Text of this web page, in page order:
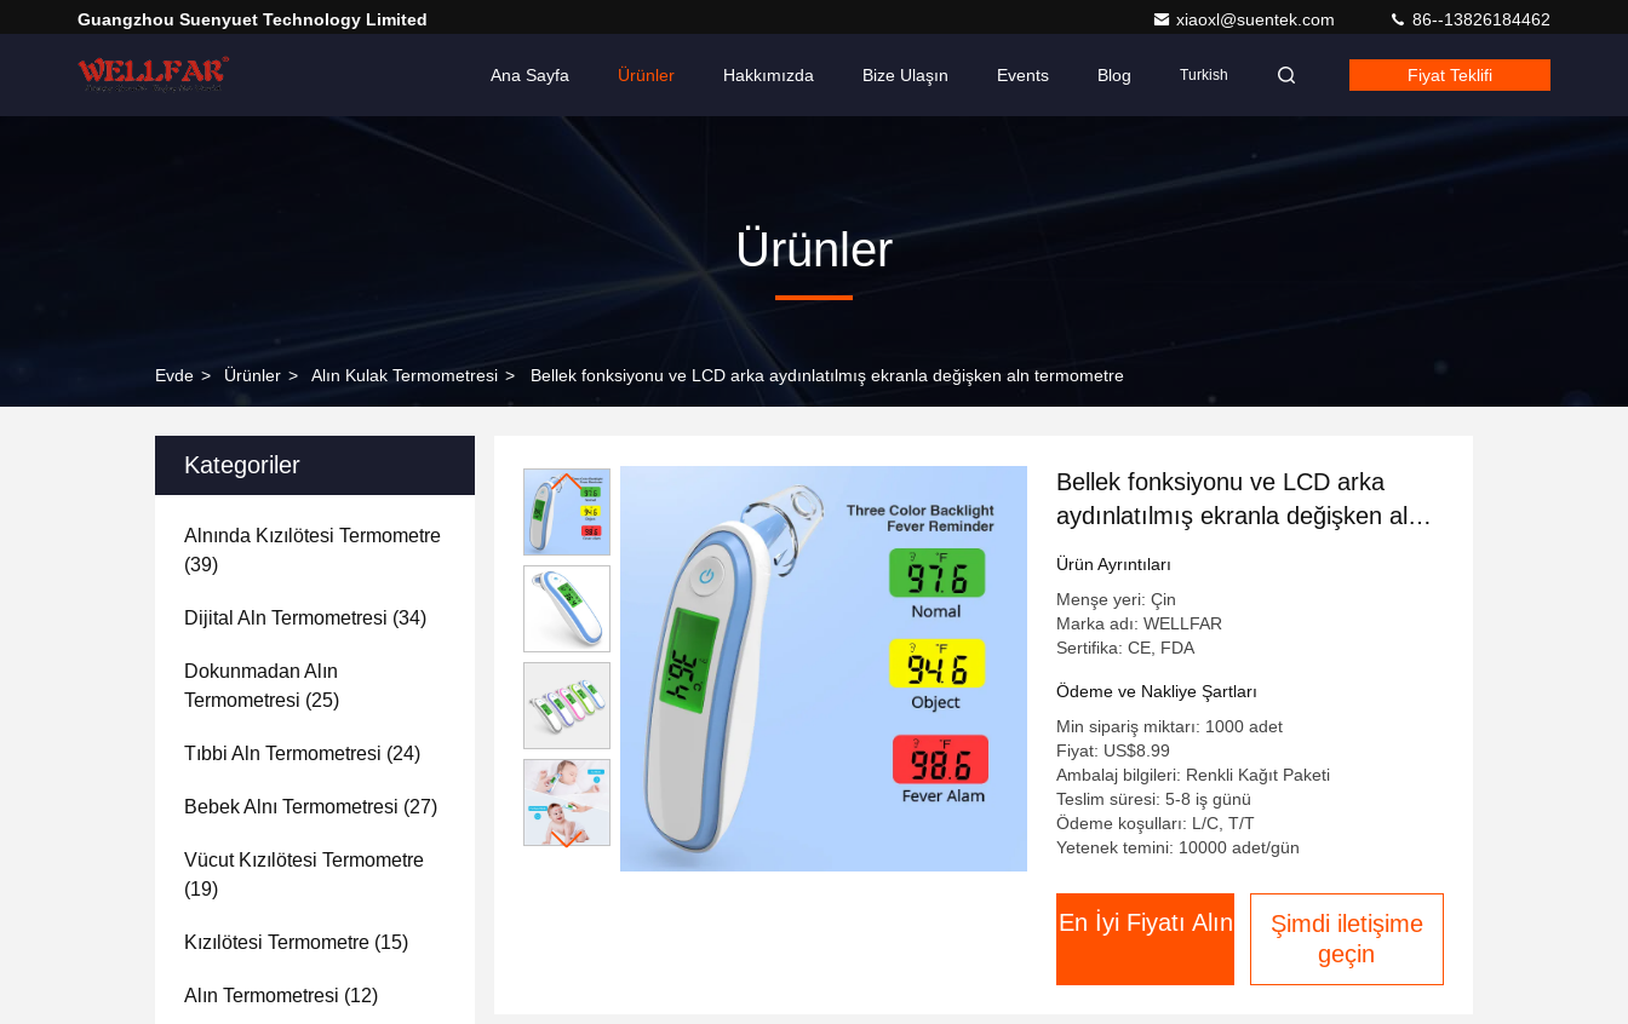
Guangzhou Suenyuet Technology Limited xiaoxl@suentek.com 86--13826184462
Ana Sayfa Ürünler Hakkımızda Bize Ulaşın Events Blog Turkish Fiyat Teklifi
Ürünler
Evde > Ürünler > Alın Kulak Termometresi > Bellek fonksiyonu ve LCD arka aydınlatılmış ekranla değişken aln termometre
Kategoriler
Alnında Kızılötesi Termometre
(39)
Dijital Aln Termometresi (34)
Dokunmadan Alın
Termometresi (25)
Tıbbi Aln Termometresi (24)
Bebek Alnı Termometresi (27)
Vücut Kızılötesi Termometre
(19)
Kızılötesi Termometre (15)
Alın Termometresi (12)
Bellek fonksiyonu ve LCD arka
aydınlatılmış ekranla değişken aln
termometre
Ürün Ayrıntıları
Menşe yeri: Çin
Marka adı: WELLFAR
Sertifika: CE, FDA
Ödeme ve Nakliye Şartları
Min sipariş miktarı: 1000 adet
Fiyat: US$8.99
Ambalaj bilgileri: Renkli Kağıt Paketi
Teslim süresi: 5-8 iş günü
Ödeme koşulları: L/C, T/T
Yetenek temini: 10000 adet/gün
En İyi Fiyatı Alın
Şimdi iletişime
geçin